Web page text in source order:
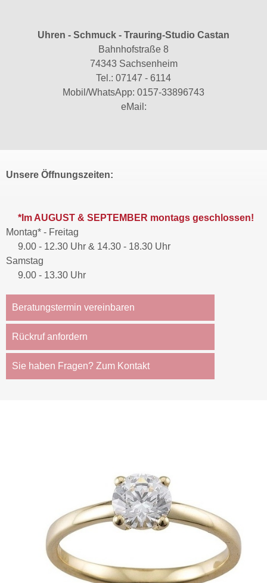
Uhren - Schmuck - Trauring-Studio Castan
Bahnhofstraße 8
74343 Sachsenheim
Tel.: 07147 - 6114
Mobil/WhatsApp: 0157-33896743
eMail:
Unsere Öffnungszeiten:
*Im AUGUST & SEPTEMBER montags geschlossen!
Montag* - Freitag
9.00 - 12.30 Uhr & 14.30 - 18.30 Uhr
Samstag
9.00 - 13.30 Uhr
Beratungstermin vereinbaren
Rückruf anfordern
Sie haben Fragen? Zum Kontakt